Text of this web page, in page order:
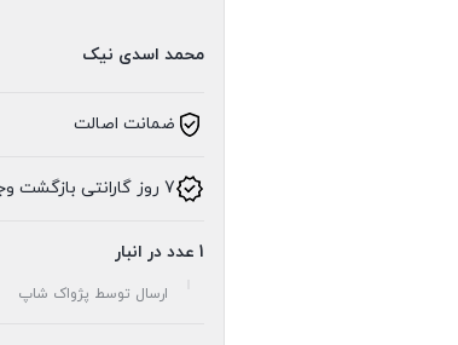
محمد اسدی نیک
ضمانت اصالت
7 روز گارانتی بازگشت وجه
1 عدد در انبار
ارسال توسط پژواک شاپ